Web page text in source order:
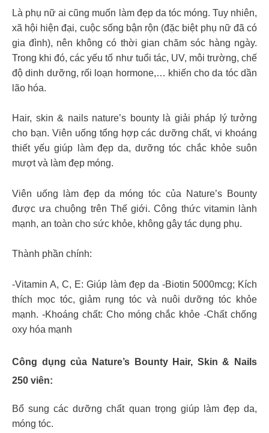
Là phụ nữ ai cũng muốn làm đẹp da tóc móng. Tuy nhiên,
xã hội hiện đại, cuộc sống bận rộn (đặc biệt phụ nữ đã có
gia đình), nên không có thời gian chăm sóc hàng ngày.
Trong khi đó, các yếu tố như tuổi tác, UV, môi trường, chế
độ dinh dưỡng, rối loạn hormone,… khiến cho da tóc dần
lão hóa.
Hair, skin & nails nature’s bounty là giải pháp lý tưởng
cho bạn. Viên uống tổng hợp các dưỡng chất, vi khoáng
thiết yếu giúp làm đẹp da, dưỡng tóc chắc khỏe suôn
mượt và làm đẹp móng.
Viên uống làm đẹp da móng tóc của Nature’s Bounty
được ưa chuộng trên Thế giới. Công thức vitamin lành
mạnh, an toàn cho sức khỏe, không gây tác dụng phụ.
Thành phần chính:
-Vitamin A, C, E: Giúp làm đẹp da -Biotin 5000mcg; Kích
thích mọc tóc, giảm rụng tóc và nuôi dưỡng tóc khỏe
mạnh. -Khoáng chất: Cho móng chắc khỏe -Chất chống
oxy hóa mạnh
Công dụng của Nature’s Bounty Hair, Skin & Nails
250 viên:
Bổ sung các dưỡng chất quan trọng giúp làm đẹp da,
móng tóc.